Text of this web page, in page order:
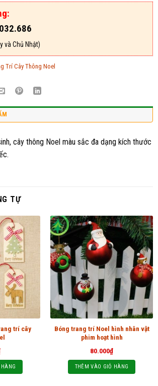
và Chủ Nhật)
Trí Cây Thông Noel
cây thông Noel màu sắc đa dạng kích thước
TỰ
trí cây
Bóng trang trí Noel hình nhân vật
phim hoạt hình
80.000₫
THÊM VÀO GIỎ HÀNG